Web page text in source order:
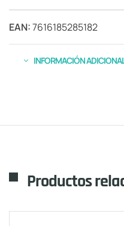
EAN:7616185285182
INFORMACIÓN
Productos